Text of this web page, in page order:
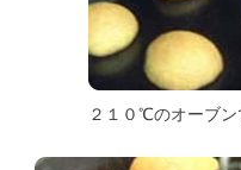
２１０℃のオーブン